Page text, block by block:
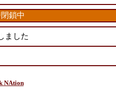
鎖中
ました
NAtion